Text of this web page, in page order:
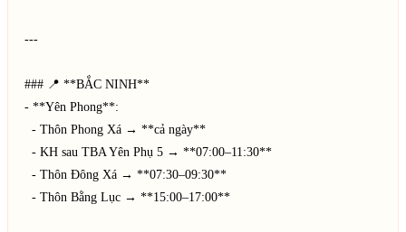
---
### 📍 **BẮC NINH**
- **Yên Phong**: